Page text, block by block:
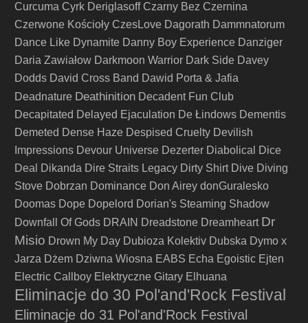
Curcuma Cyrk Deriglasoff Czarny Bez Czernina
Czerwone Kościoły CzesLove Dagorath Dammnatorum
Dance Like Dynamite Danny Boy Experience Danziger
Daria Zawiałow Darkmoon Warrior Dark Side Davey
Dodds David Cross Band Dawid Porta & Jafia
Deadnature Deathinition Decadent Fun Club
Decapitated Delayed Ejaculation De Łindows Dementis
Demeted Dense Haze Despised Cruelty Devilish
Impressions Devour Universe Dezerter Diabolical
Dice
Deal
Dikanda Dire Straits Legacy Dirty Shirt Dive Diving
Stove Dobrzan Dominance Don Airey donGuralesko
Doomas Dope Dopelord Dorian's Steaming Shadow
Downfall Of Gods DRAIN Dreadstone Dreamheart Dr
Misio Drown My Day Dubioza Kolektiv Dubska Dymo x
Jarza Dżem Dziwna Wiosna EABS Echa Egoistic Ejten
Electric Callboy Elektryczne Gitary Elhuana
Eliminacje do 30 Pol'and'Rock Festival
Eliminacje do 31 Pol'and'Rock Festival